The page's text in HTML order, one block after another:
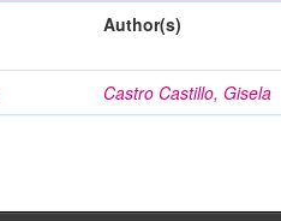
Author(s)
Castro Castillo, Gisela